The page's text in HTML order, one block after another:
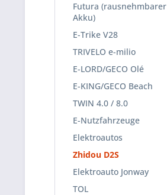
Futura (rausnehmbarer
Akku)
E-Trike V28
TRIVELO e-milio
E-LORD/GECO Olé
E-KING/GECO Beach
TWIN 4.0 / 8.0
E-Nutzfahrzeuge
Elektroautos
Zhidou D2S
Elektroauto Jonway
TOL